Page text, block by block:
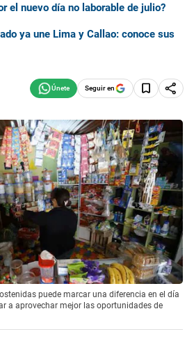
el nuevo día no laborable de julio?
ya une Lima y Callao: conoce sus
Seguir en
puede marcar una diferencia en el día
a aprovechar mejor las oportunidades de